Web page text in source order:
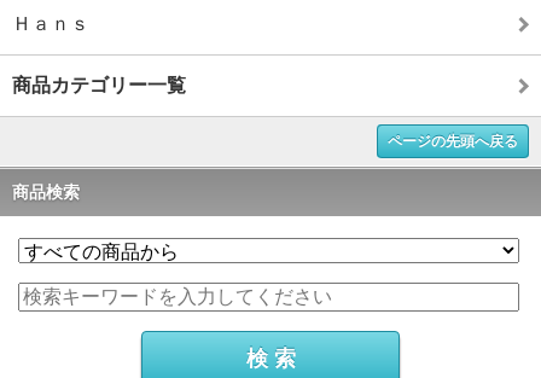
Ｈａｎｓ
商品カテゴリー一覧
ページの先頭へ戻る
商品検索